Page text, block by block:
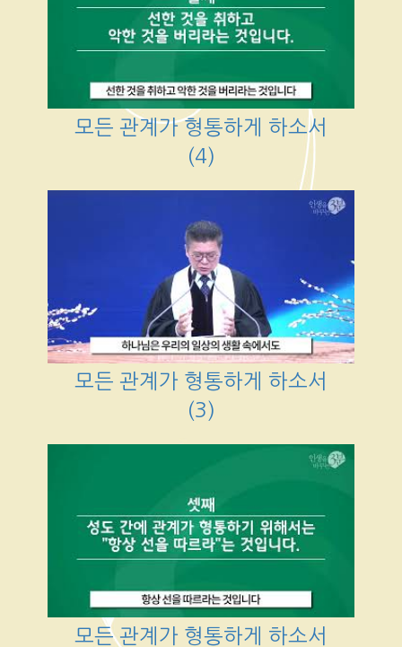
모든 관계가 형통하게 하소서
(4)
모든 관계가 형통하게 하소서
(3)
모든 관계가 형통하게 하소서